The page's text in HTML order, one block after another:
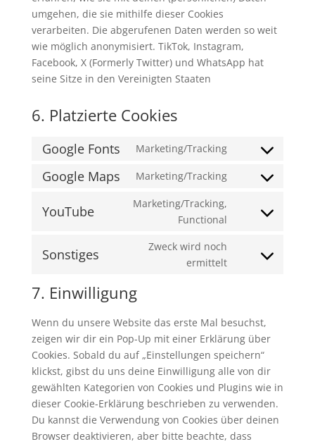
umgehen, die sie mithilfe dieser Cookies
verarbeiten. Die abgerufenen Daten werden so weit
wie möglich anonymisiert. TikTok, Instagram,
Facebook, X (Formerly Twitter) und WhatsApp hat
seine Sitze in den Vereinigten Staaten
6. Platzierte Cookies
Google Fonts Marketing/Tracking
Consent
Google Maps Marketing/Tracking
Consent
service
YouTube
Marketing/Tracking,
Functional
Consent
service
Sonstiges
Zweck wird noch
ermittelt
Consent
7. Einwilligung
Wenn du unsere Website das erste Mal besuchst,
zeigen wir dir ein Pop-Up mit einer Erklärung über
Cookies. Sobald du auf „Einstellungen speichern“
klickst, gibst du uns deine Einwilligung alle von dir
gewählten Kategorien von Cookies und Plugins wie in
dieser Cookie-Erklärung beschrieben zu verwenden.
Du kannst die Verwendung von Cookies über deinen
Browser deaktivieren, aber bitte beachte, dass